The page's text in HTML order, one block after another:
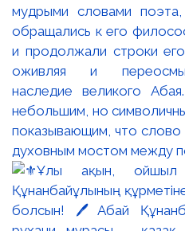
мудрыми словами
обращались к его
и продолжали строки
оживляя и
наследие великого
небольшим, но
показывающим, что слово
духовным мостом между